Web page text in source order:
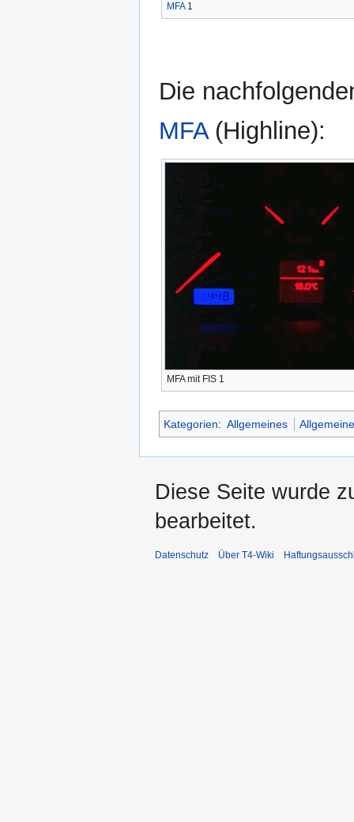
MFA1
Die
MFA(Highline):
MFA mit FIS 1
Kategorien: Allgemeines
Diese Seite wurde
bearbeitet.
Datenschutz Über T4-Wiki